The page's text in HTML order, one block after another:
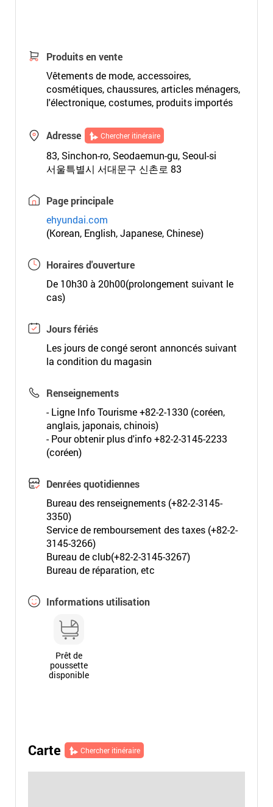
Produits en vente
Vêtements de mode, accessoires,
cosmétiques, chaussures, articles ménagers,
l'électronique, costumes, produits importés
Adresse Chercher itinéraire
83, Sinchon-ro, Seodaemun-gu, Seoul-si
서울특별시 서대문구 신촌로 83
Page principale
ehyundai.com
(Korean, English, Japanese, Chinese)
Horaires d'ouverture
De 10h30 à 20h00(prolongement suivant le
cas)
Jours fériés
Les jours de congé seront annoncés suivant
la condition du magasin
Renseignements
- Ligne Info Tourisme +82-2-1330 (coréen,
anglais, japonais, chinois)
- Pour obtenir plus d'info +82-2-3145-2233
(coréen)
Denrées quotidiennes
Bureau des renseignements (+82-2-3145-
3350)
Service de remboursement des taxes (+82-2-
3145-3266)
Bureau de club(+82-2-3145-3267)
Bureau de réparation, etc
Informations utilisation
Prêt de
poussette
disponible
Carte Chercher itinéraire